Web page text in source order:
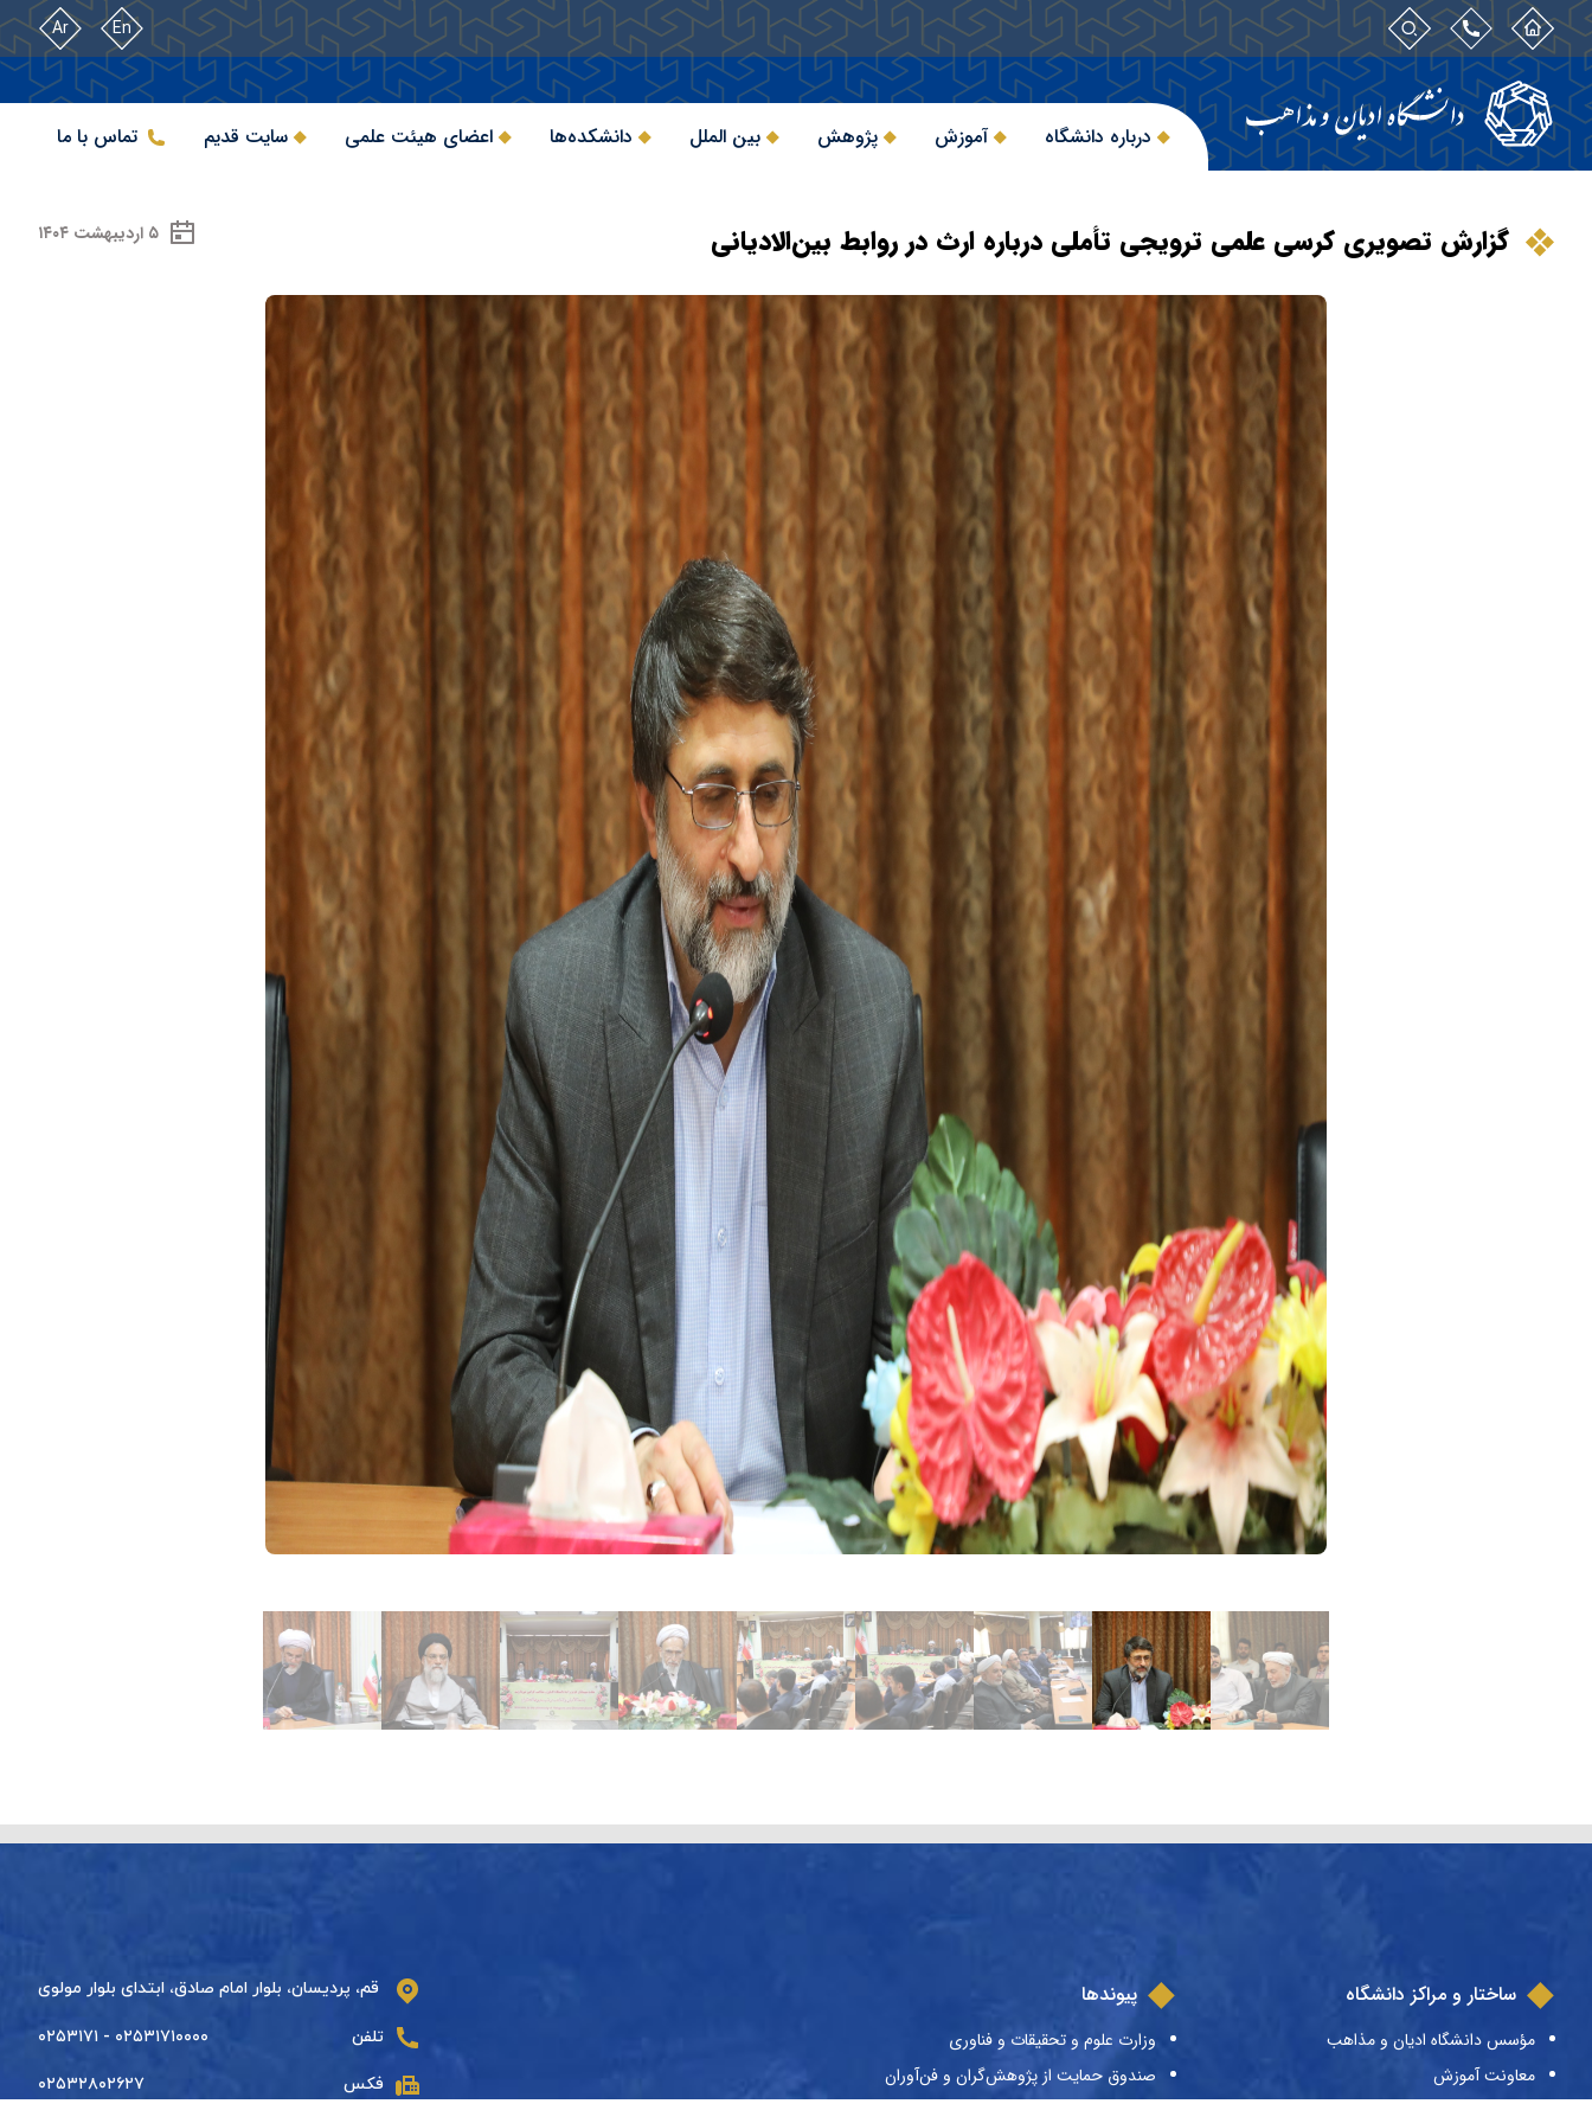
En
Ar
درباره دانشگاه آموزش پژوهش بین الملل دانشکده‌ها اعضای هیئت علمی سایت قدیم تماس با ما
گزارش تصویری کرسی علمی ترويجی تأملی درباره ارث در روابط بین‌الادیانی ۵ اردیبهشت ۱۴۰۴
ساختار و مراکز دانشگاه
مؤسس دانشگاه ادیان و مذاهب
معاونت آموزش
پیوندها
وزارت علوم و تحقیقات و فناوری
صندوق حمایت از پژوهش‌گران و فن‌آوران
قم، پردیسان، بلوار امام صادق، ابتدای بلوار مولوی
تلفن ۰۲۵۳۱۷۱۰۰۰۰ - ۰۲۵۳۱۷۱
فکس ۰۲۵۳۲۸۰۲۶۲۷